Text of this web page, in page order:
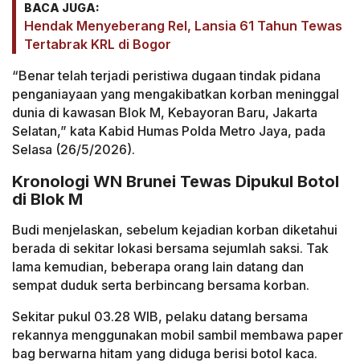
BACA JUGA:
Hendak Menyeberang Rel, Lansia 61 Tahun Tewas
Tertabrak KRL di Bogor
“Benar telah terjadi peristiwa dugaan tindak pidana
penganiayaan yang mengakibatkan korban meninggal
dunia di kawasan Blok M, Kebayoran Baru, Jakarta
Selatan,” kata Kabid Humas Polda Metro Jaya, pada
Selasa (26/5/2026).
Kronologi WN Brunei Tewas Dipukul Botol
di Blok M
Budi menjelaskan, sebelum kejadian korban diketahui
berada di sekitar lokasi bersama sejumlah saksi. Tak
lama kemudian, beberapa orang lain datang dan
sempat duduk serta berbincang bersama korban.
Sekitar pukul 03.28 WIB, pelaku datang bersama
rekannya menggunakan mobil sambil membawa paper
bag berwarna hitam yang diduga berisi botol kaca.